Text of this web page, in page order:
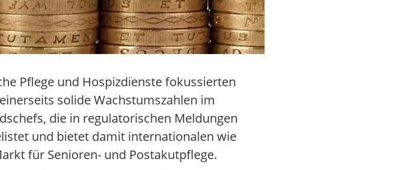
Pflege und Hospizdienste fokussierten
solide Wachstumszahlen im
die in regulatorischen Meldungen
und bietet damit internationalen wie
für Senioren- und Postakutpflege.